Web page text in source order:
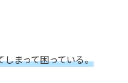
まって困っている。